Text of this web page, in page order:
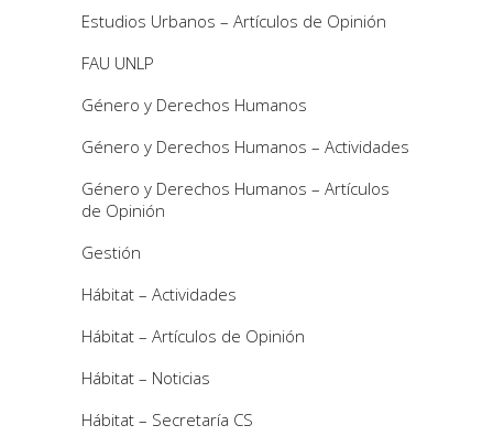
Estudios Urbanos – Artículos de Opinión
FAU UNLP
Género y Derechos Humanos
Género y Derechos Humanos – Actividades
Género y Derechos Humanos – Artículos
de Opinión
Gestión
Hábitat – Actividades
Hábitat – Artículos de Opinión
Hábitat – Noticias
Hábitat – Secretaría CS